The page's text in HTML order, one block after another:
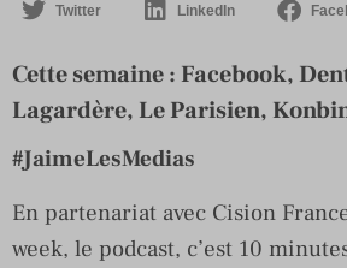
Twitter LinkedIn
Cette semaine : Facebook,
Lagardère, Le Parisien,
#JaimeLesMedias
En partenariat avec Cision
week, le podcast, c’est 10